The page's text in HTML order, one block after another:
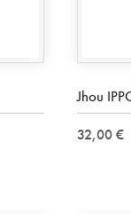
Jhou
32,00 €